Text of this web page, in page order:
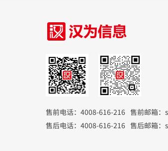
售前电话：4008-616-216 售前邮箱：
售后电话：4008-616-216 售后邮箱